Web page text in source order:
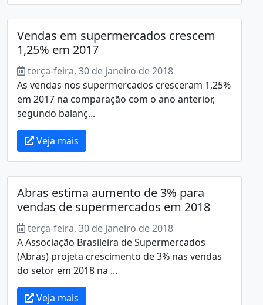
Vendas em supermercados crescem
1,25% em 2017
terça-feira, 30 de janeiro de 2018
As vendas nos supermercados cresceram 1,25%
em 2017 na comparação com o ano anterior,
segundo balanç...
Veja mais
Abras estima aumento de 3% para
vendas de supermercados em 2018
terça-feira, 30 de janeiro de 2018
A Associação Brasileira de Supermercados
(Abras) projeta crescimento de 3% nas vendas
do setor em 2018 na ...
Veja mais